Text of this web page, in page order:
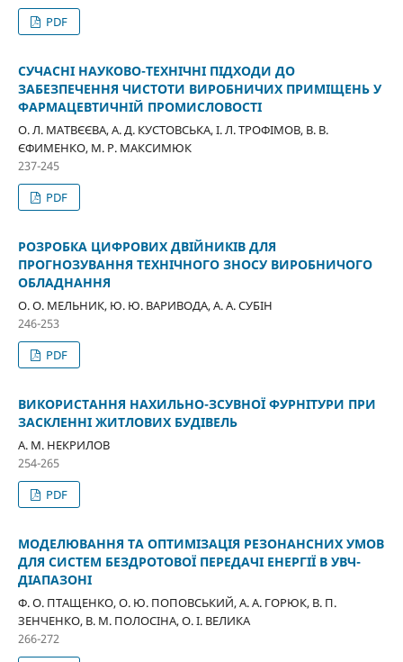
PDF
СУЧАСНІ НАУКОВО-ТЕХНІЧНІ ПІДХОДИ ДО
ЗАБЕЗПЕЧЕННЯ ЧИСТОТИ ВИРОБНИЧИХ ПРИМІЩЕНЬ У
ФАРМАЦЕВТИЧНІЙ ПРОМИСЛОВОСТІ
О. Л. МАТВЄЄВА, А. Д. КУСТОВСЬКА, І. Л. ТРОФІМОВ, В. В.
ЄФИМЕНКО, М. Р. МАКСИМЮК
237-245
PDF
РОЗРОБКА ЦИФРОВИХ ДВІЙНИКІВ ДЛЯ
ПРОГНОЗУВАННЯ ТЕХНІЧНОГО ЗНОСУ ВИРОБНИЧОГО
ОБЛАДНАННЯ
О. О. МЕЛЬНИК, Ю. Ю. ВАРИВОДА, А. А. СУБІН
246-253
PDF
ВИКОРИСТАННЯ НАХИЛЬНО-ЗСУВНОЇ ФУРНІТУРИ ПРИ
ЗАСКЛЕННІ ЖИТЛОВИХ БУДІВЕЛЬ
А. М. НЕКРИЛОВ
254-265
PDF
МОДЕЛЮВАННЯ ТА ОПТИМІЗАЦІЯ РЕЗОНАНСНИХ УМОВ
ДЛЯ СИСТЕМ БЕЗДРОТОВОЇ ПЕРЕДАЧІ ЕНЕРГІЇ В УВЧ-
ДІАПАЗОНІ
Ф. О. ПТАЩЕНКО, О. Ю. ПОПОВСЬКИЙ, А. А. ГОРЮК, В. П.
ЗЕНЧЕНКО, В. М. ПОЛОСІНА, О. І. ВЕЛИКА
266-272